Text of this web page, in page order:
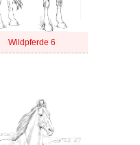
Wildpferde 6